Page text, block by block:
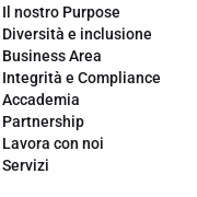
Il nostro Purpose
Diversità e inclusione
Business Area
Integrità e Compliance
Accademia
Partnership
Lavora con noi
Servizi